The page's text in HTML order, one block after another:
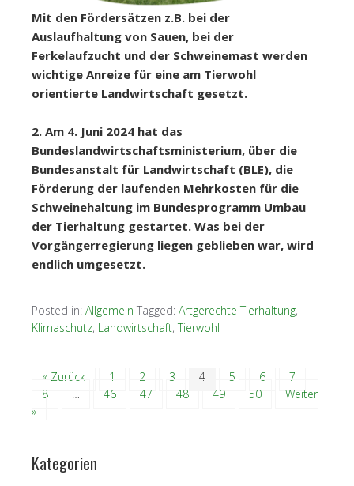
Mit den Fördersätzen z.B. bei der
Auslaufhaltung von Sauen, bei der
Ferkelaufzucht und der Schweinemast werden
wichtige Anreize für eine am Tierwohl
orientierte Landwirtschaft gesetzt.
2. Am 4. Juni 2024 hat das
Bundeslandwirtschaftsministerium, über die
Bundesanstalt für Landwirtschaft (BLE), die
Förderung der laufenden Mehrkosten für die
Schweinehaltung im Bundesprogramm Umbau
der Tierhaltung gestartet. Was bei der
Vorgängerregierung liegen geblieben war, wird
endlich umgesetzt.
Posted in: Allgemein Tagged: Artgerechte Tierhaltung,
Klimaschutz, Landwirtschaft, Tierwohl
« Zurück 1 2 3 4 5 6
7
8
… 46 47 48 49 50
Weiter
»
Kategorien